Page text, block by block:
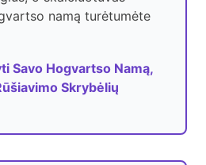
namą turėtumėte
Savo Hogvartso Namą,
Skrybėlių